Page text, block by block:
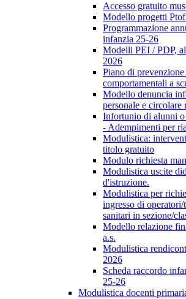
Accesso gratuito
Modello progetti
Programmazione
infanzia 25-26
Modelli PEI / PDP,
2026
Piano di
comportamentali a
Modello denuncia
personale e circolare
Infortunio di alunni
- Adempimenti per
Modulistica:
titolo gratuito
Modulo richiesta
Modulistica uscite
d'istruzione.
Modulistica per
ingresso di
sanitari in sezione/
Modello relazione
a.s.
Modulistica
2026
Scheda raccordo
25-26
Modulistica docenti